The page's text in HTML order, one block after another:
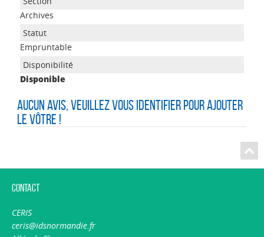
Archives
Empruntable
Disponible
Aucun avis, veuillez vous identifier pour ajouter
le vôtre !
Contact
CERIS
ceris@idsnormandie.fr